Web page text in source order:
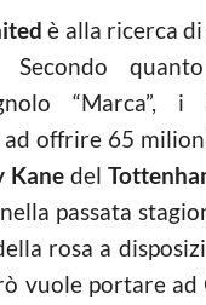
è alla ricerca
Secondo
“Marca”, i
offrire 65
Kane del
passata
rosa a
vuole portare ad